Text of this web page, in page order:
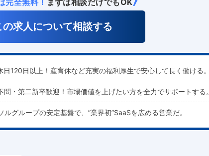
の求人について相談する
日120日以上！産育休など充実の福利厚生で安心して長く働ける。
問・第二新卒歓迎！市場価値を上げたい方を全力でサポートする。
ルグループの安定基盤で、”業界初”SaaSを広める営業だ。